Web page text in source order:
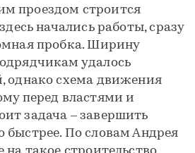
проездом строится
начались работы, сразу
пробка. Ширину
удалось
однако схема движения
перед властями и
задача – завершить
По словам Андрея